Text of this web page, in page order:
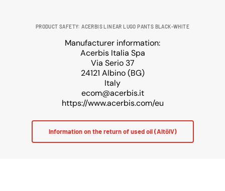
PRODUCT SAFETY: ACERBIS LINEAR LUGO PANTS BLACK-WHITE
Manufacturer information:
Acerbis Italia Spa
Via Serio 37
24121 Albino (BG)
Italy
ecom@acerbis.it
https://www.acerbis.com/eu
Information on the return of used oil (AltölV)